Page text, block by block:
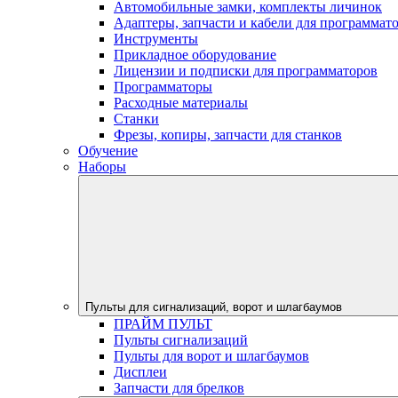
Автомобильные замки, комплекты личинок
Адаптеры, запчасти и кабели для
Инструменты
Прикладное оборудование
Лицензии и подписки для программаторов
Программаторы
Расходные материалы
Станки
Фрезы, копиры, запчасти для станков
Обучение
Наборы
Пульты для сигнализаций, ворот и шлагбаумов
ПРАЙМ ПУЛЬТ
Пульты сигнализаций
Пульты для ворот и шлагбаумов
Дисплеи
Запчасти для брелков